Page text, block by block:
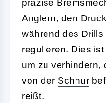
präzise
Anglern, den
während des Drills
regulieren. Dies
um zu verhindern,
von der Schnur
reißt.